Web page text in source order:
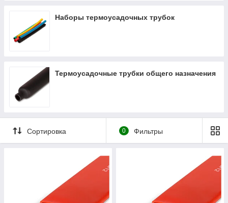
Наборы термоусадочных трубок
Термоусадочные трубки общего назначения
Сортировка 0 Фильтры